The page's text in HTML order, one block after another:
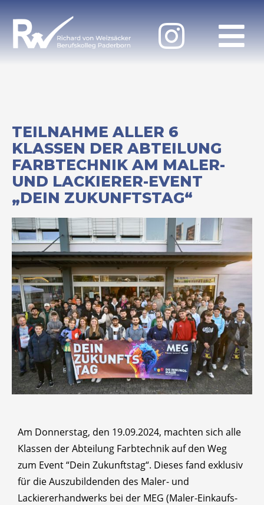
TEILNAHME ALLER 6
KLASSEN DER ABTEILUNG
FARBTECHNIK AM MALER-
UND LACKIERER-EVENT
„DEIN ZUKUNFTSTAG“
Am Donnerstag, den 19.09.2024, machten sich alle
Klassen der Abteilung Farbtechnik auf den Weg
zum Event “Dein Zukunftstag“. Dieses fand exklusiv
für die Auszubildenden des Maler- und
Lackiererhandwerks bei der MEG (Maler-Einkaufs-